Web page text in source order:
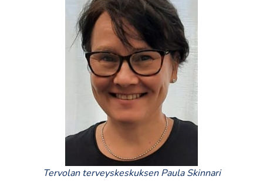
Tervolan terveyskeskuksen Paula Skinnari